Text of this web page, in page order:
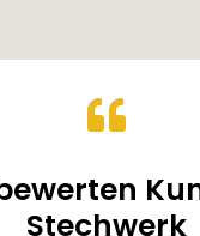

Stechwerk